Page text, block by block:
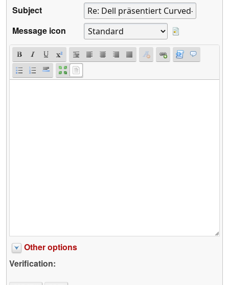
Subject
Message icon
Other options
Verification: